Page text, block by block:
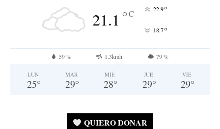
21.1 °C 22.9°
18.7°
59 % 1.3kmh 79 %
LUN
25°
MAR
29°
MIÉ
28°
JUE
29°
VIE
29°
QUIERO DONAR